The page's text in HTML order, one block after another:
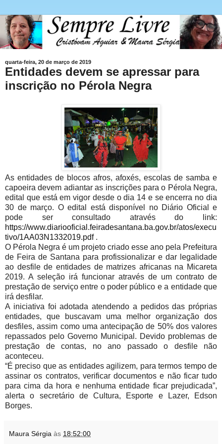
quarta-feira, 20 de março de 2019
Entidades devem se apressar para
inscrição no Pérola Negra
As entidades de blocos afros, afoxés, escolas de samba e
capoeira devem adiantar as inscrições para o Pérola Negra,
edital que está em vigor desde o dia 14 e se encerra no dia
30 de março. O edital está disponível no Diário Oficial e
pode ser consultado através do link:
https://www.diariooficial.feiradesantana.ba.gov.br/atos/execu
tivo/1AA03N1332019.pdf.
O Pérola Negra é um projeto criado esse ano pela Prefeitura
de Feira de Santana para profissionalizar e dar legalidade
ao desfile de entidades de matrizes africanas na Micareta
2019. A seleção irá funcionar através de um contrato de
prestação de serviço entre o poder público e a entidade que
irá desfilar.
A iniciativa foi adotada atendendo a pedidos das próprias
entidades, que buscavam uma melhor organização dos
desfiles, assim como uma antecipação de 50% dos valores
repassados pelo Governo Municipal. Devido problemas de
prestação de contas, no ano passado o desfile não
aconteceu.
“É preciso que as entidades agilizem, para termos tempo de
assinar os contratos, verificar documentos e não ficar tudo
para cima da hora e nenhuma entidade ficar prejudicada”,
alerta o secretário de Cultura, Esporte e Lazer, Edson
Borges.
Maura Sérgia às 18:52:00